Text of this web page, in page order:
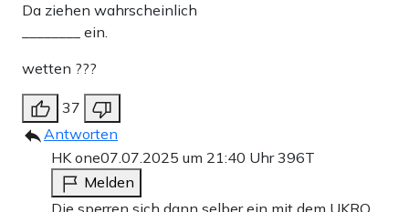
Da ziehen wahrscheinlich
________ ein.
wetten ???
37
Antworten
HK one07.07.2025 um 21:40 Uhr396T
Melden